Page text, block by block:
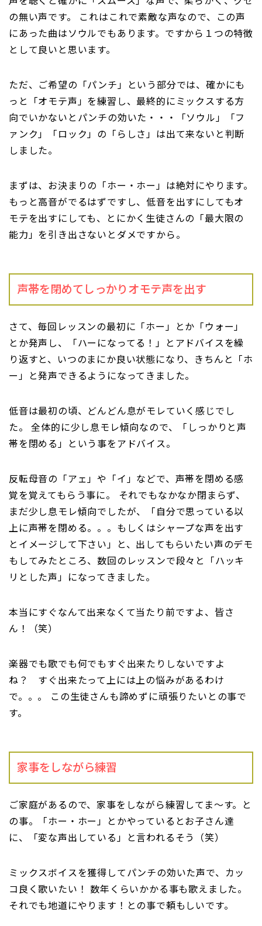
の無い声です。 これはこれで素敵な声なので、この声
にあった曲はソウルでもあります。ですから１つの特徴
として良いと思います。
ただ、ご希望の「パンチ」という部分では、確かにも
っと「オモテ声」を練習し、最終的にミックスする方
向でいかないとパンチの効いた・・・「ソウル」「フ
ァンク」「ロック」の「らしさ」は出て来ないと判断
しました。
まずは、お決まりの「ホー・ホー」は絶対にやります。
もっと高音がでるはずですし、低音を出すにしてもオ
モテを出すにしても、とにかく生徒さんの「最大限の
能力」を引き出さないとダメですから。
声帯を閉めてしっかりオモテ声を出す
さて、毎回レッスンの最初に「ホー」とか「ウォー」
とか発声し、「ハーになってる！」とアドバイスを繰
り返すと、いつのまにか良い状態になり、きちんと「ホ
ー」と発声できるようになってきました。
低音は最初の頃、どんどん息がモレていく感じでし
た。 全体的に少し息モレ傾向なので、「しっかりと声
帯を閉める」という事をアドバイス。
反転母音の「アェ」や「イ」などで、声帯を閉める感
覚を覚えてもらう事に。 それでもなかなか閉まらず、
まだ少し息モレ傾向でしたが、「自分で思っている以
上に声帯を閉める。。。もしくはシャープな声を出す
とイメージして下さい」と、出してもらいたい声のデモ
もしてみたところ、数回のレッスンで段々と「ハッキ
リとした声」になってきました。
本当にすぐなんて出来なくて当たり前ですよ、皆さ
ん！（笑）
楽器でも歌でも何でもすぐ出来たりしないですよ
ね？ すぐ出来たって上には上の悩みがあるわけ
で。。。 この生徒さんも諦めずに頑張りたいとの事で
す。
家事をしながら練習
ご家庭があるので、家事をしながら練習してま〜す。と
の事。「ホー・ホー」とかやっているとお子さん達
に、「変な声出している」と言われるそう（笑）
ミックスボイスを獲得してパンチの効いた声で、カッ
コ良く歌いたい！ 数年くらいかかる事も歌えました。
それでも地道にやります！との事で頼もしいです。